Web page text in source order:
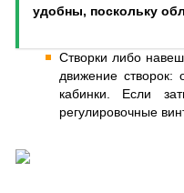
удобны, поскольку
Створки либо
движение створок:
кабинки. Если
регулировочные